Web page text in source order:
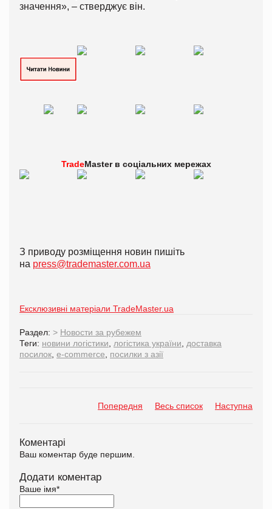
значення», – стверджує він.
TradeMaster в соціальних мережах
З приводу розміщення новин пишіть
на press@trademaster.com.ua
Ексклюзивні матеріали TradeMaster.ua
Раздел: > Новости за рубежем
Теги: новини логістики, логістика україни, доставка
посилок, e-commerce, посилки з азії
Попередня Весь список Наступна
Коментарі
Ваш коментар буде першим.
Додати коментар
Ваше імя*